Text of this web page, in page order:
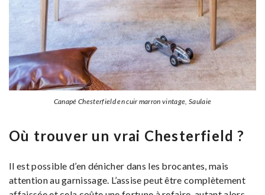
Canapé Chesterfield en cuir marron vintage, Saulaie
Où trouver un vrai Chesterfield ?
Il est possible d’en dénicher dans les brocantes, mais
attention au garnissage. L’assise peut être complètement